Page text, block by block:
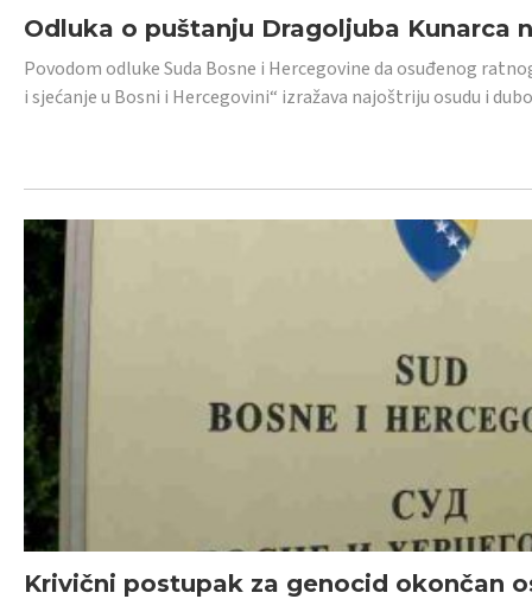
Odluka o puštanju Dragoljuba Kunarca
Povodom odluke Suda Bosne i Hercegovine da osuđenog
i sjećanje u Bosni i Hercegovini“ izražava najoštriju osudu i
Krivični postupak za genocid okončan